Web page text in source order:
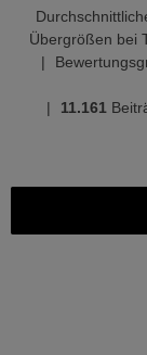
Übergrößen bei
|
|
11.161